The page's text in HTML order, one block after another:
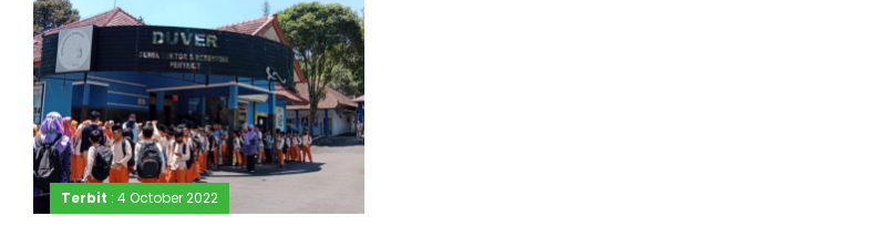
Terbit : 4 October 2022